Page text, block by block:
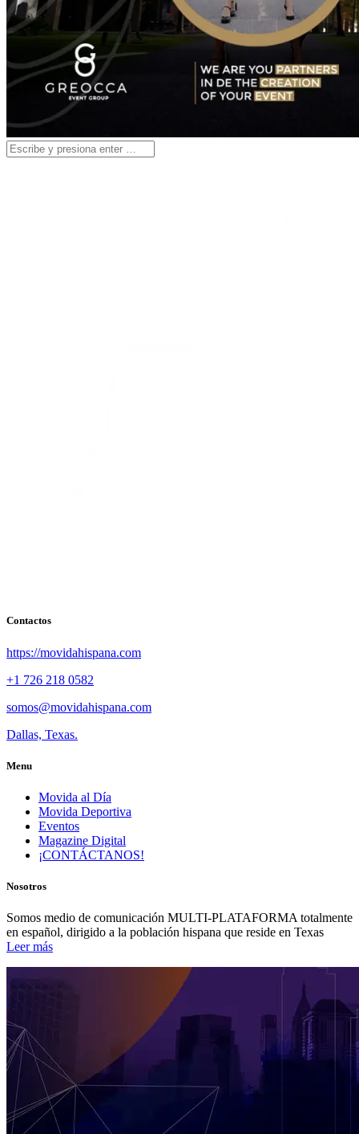
Contactos
https://movidahispana.com
+1 726 218 0582
somos@movidahispana.com
Dallas, Texas.
Menu
Movida al Día
Movida Deportiva
Eventos
Magazine Digital
¡CONTÁCTANOS!
Nosotros
Somos medio de comunicación MULTI-PLATAFORMA totalmente
en español, dirigido a la población hispana que reside en Texas
Leer más